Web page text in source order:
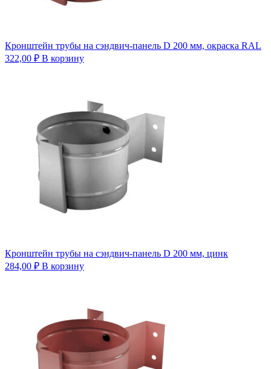
Кронштейн трубы на сэндвич-панель D 200 мм, окраска RAL
322,00 ₽ В корзину
Кронштейн трубы на сэндвич-панель D 200 мм, цинк
284,00 ₽ В корзину